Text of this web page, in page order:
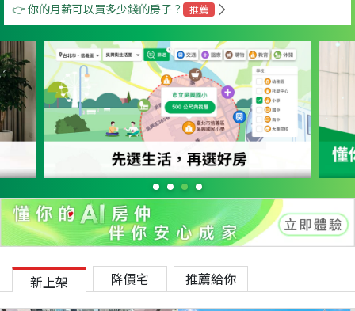
👉 你的月薪可以買多少錢的房子？ 推薦
新上架 降價宅 推薦給你